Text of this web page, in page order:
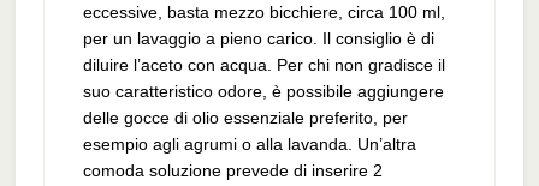
eccessive, basta mezzo bicchiere, circa 100 ml,
per un lavaggio a pieno carico. Il consiglio è di
diluire l’aceto con acqua. Per chi non gradisce il
suo caratteristico odore, è possibile aggiungere
delle gocce di olio essenziale preferito, per
esempio agli agrumi o alla lavanda. Un’altra
comoda soluzione prevede di inserire 2